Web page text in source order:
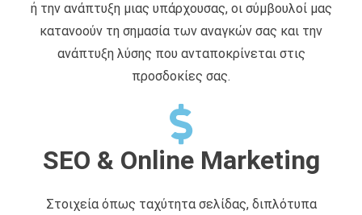
ή την ανάπτυξη μιας υπάρχουσας, οι σύμβουλοί μας
κατανοούν τη σημασία των αναγκών σας και την
ανάπτυξη λύσης που ανταποκρίνεται στις
προσδοκίες σας.
SEO & Online Marketing
Στοιχεία όπως ταχύτητα σελίδας, διπλότυπα